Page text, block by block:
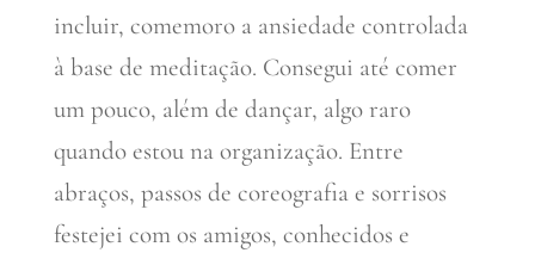
incluir, comemoro a ansiedade controlada
à base de meditação. Consegui até comer
um pouco, além de dançar, algo raro
quando estou na organização. Entre
abraços, passos de coreografia e sorrisos
festejei com os amigos, conhecidos e